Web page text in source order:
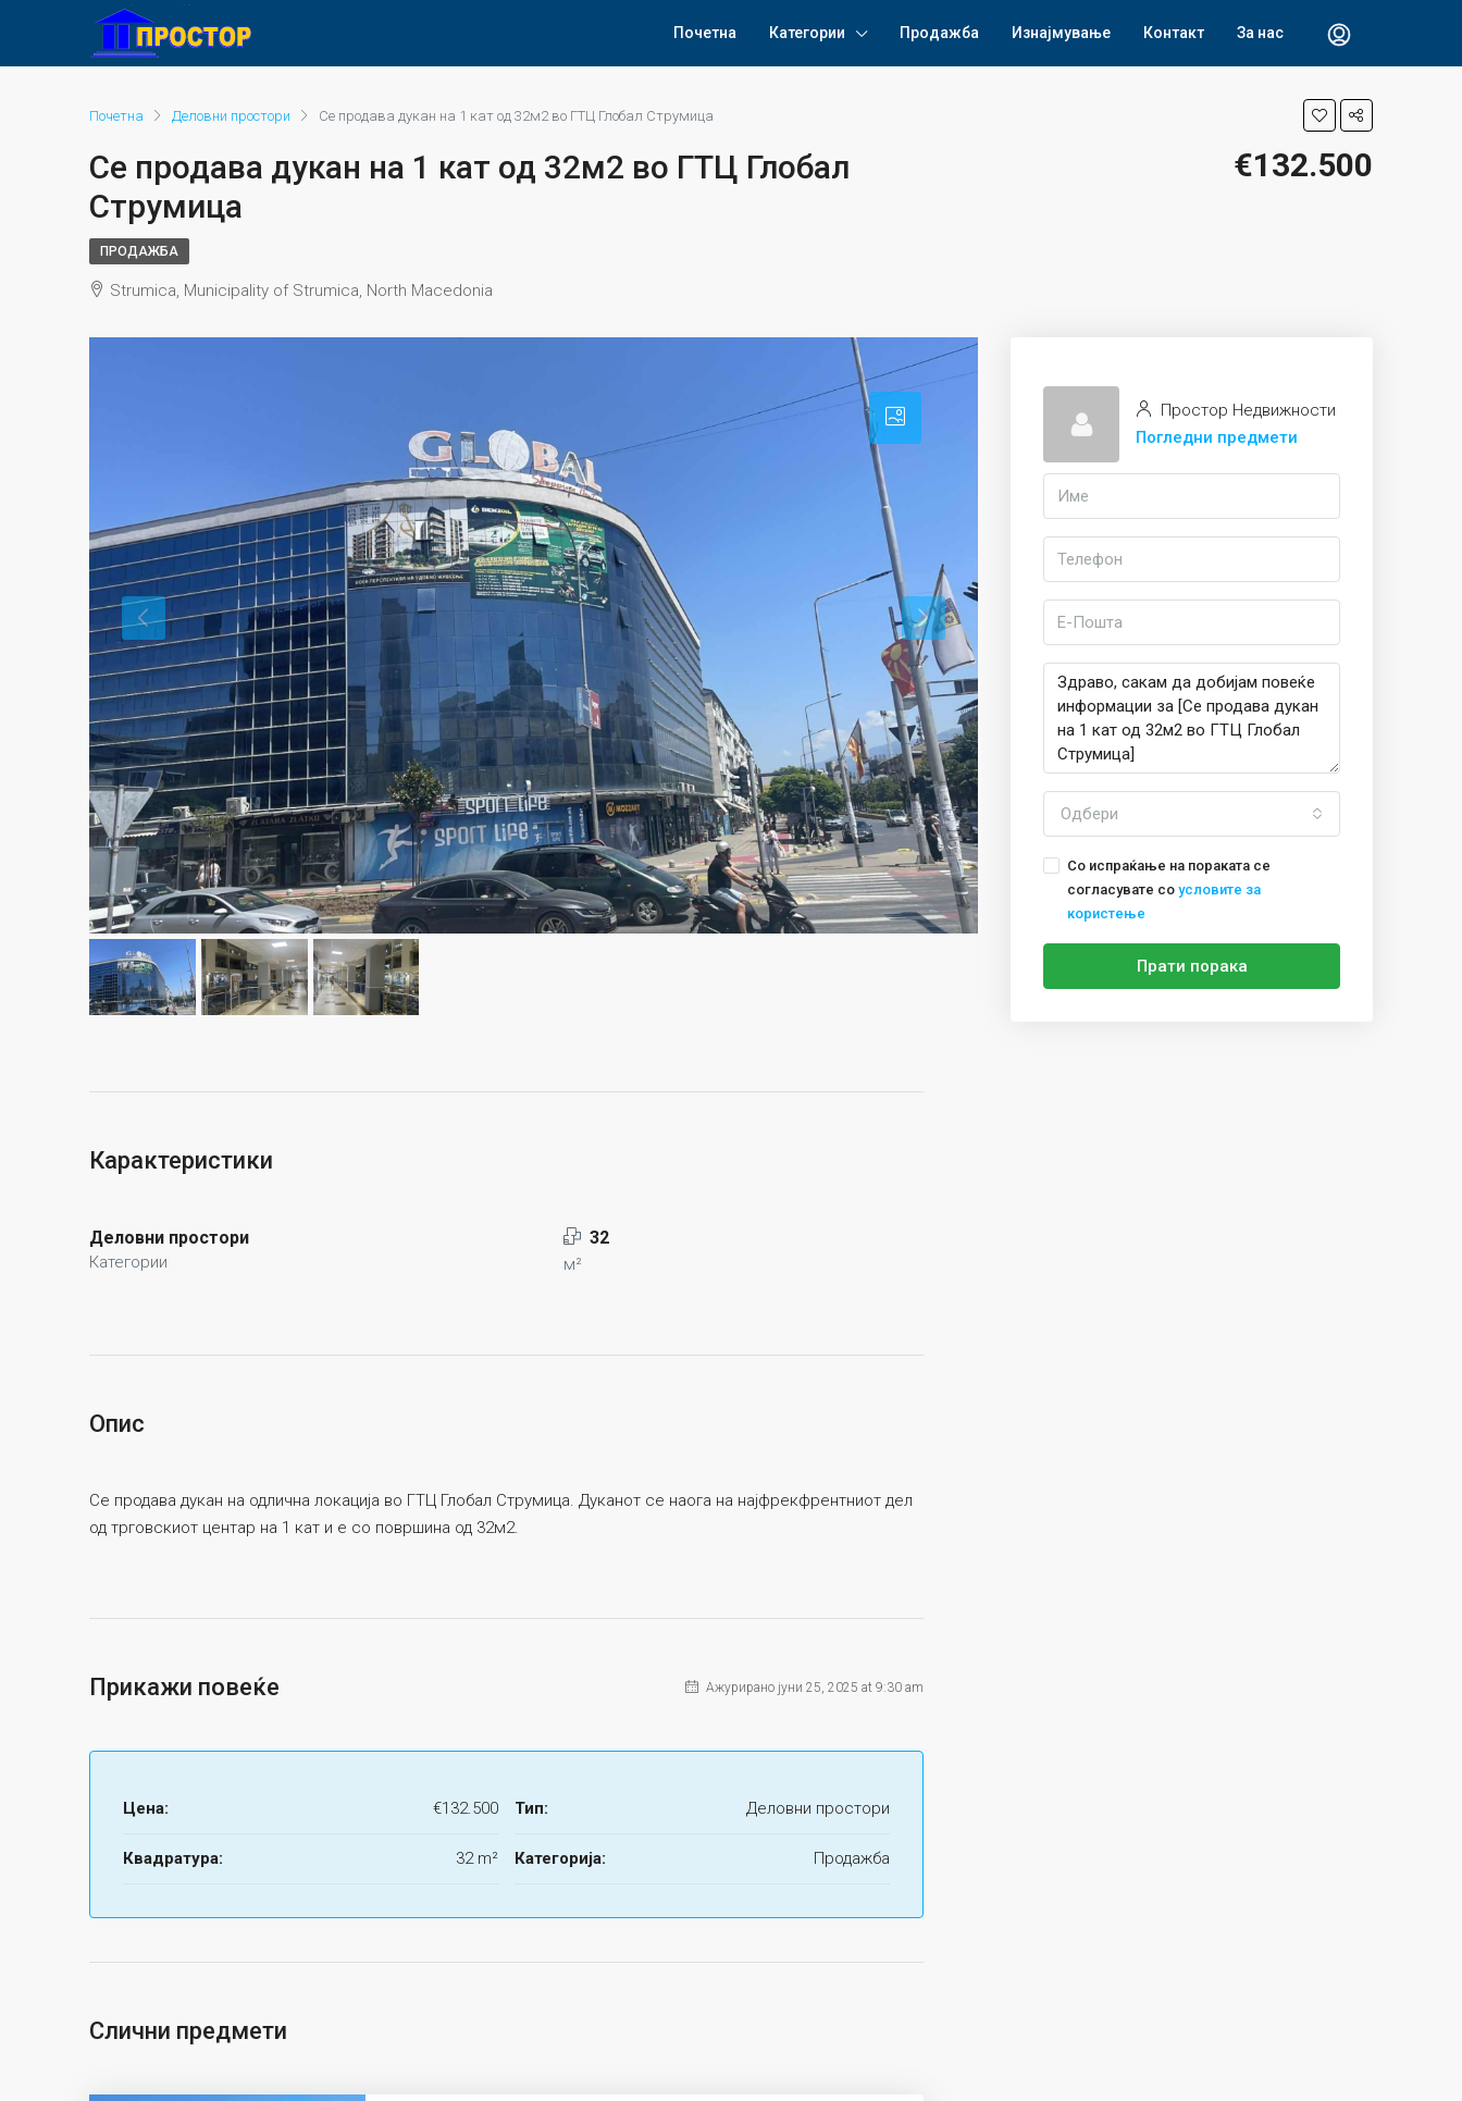
Почетна Категории Продажба Изнајмување Контакт За нас
Почетна Деловни простори Се продава дукан на 1 кат од 32м2 во ГТЦ Глобал Струмица
Се продава дукан на 1 кат од 32м2 во ГТЦ Глобал
Струмица
€132.500
ПРОДАЖБА
Strumica, Municipality of Strumica, North Macedonia
Карактеристики
Деловни простори
Категории
32
м²
Опис
Се продава дукан на одлична локација во ГТЦ Глобал Струмица. Дуканот се наога на најфрекфрентниот дел
од трговскиот центар на 1 кат и е со површина од 32м2.
Прикажи повеќе Ажурирано јуни 25, 2025 at 9:30 am
Цена: €132.500
Квадратура: 32 m²
Тип: Деловни простори
Категорија: Продажба
Слични предмети
Простор Недвижности
Погледни предмети
Одбери
Со испраќање на пораката се
согласувате со условите за
користење
Прати порака